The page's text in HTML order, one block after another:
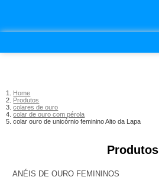
Home
Produtos
colares de ouro
colar de ouro com pérola
colar ouro de unicórnio feminino Alto da Lapa
Produtos
ANÉIS DE OURO FEMININOS